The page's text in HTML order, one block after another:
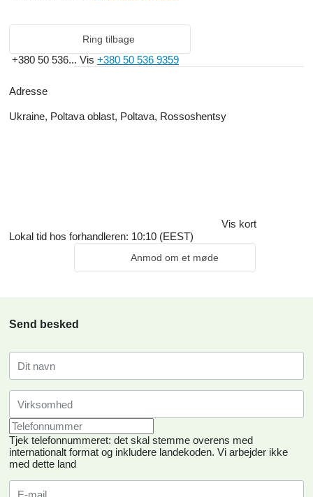
Ring tilbage
+380 50 536... Vis +380 50 536 9359
Adresse
Ukraine, Poltava oblast, Poltava, Rossoshentsy
Vis kort
Lokal tid hos forhandleren: 10:10 (EEST)
Anmod om et møde
Send besked
Tjek telefonnummeret: det skal stemme overens med
internationalt format og inkludere landekoden. Vi arbejder ikke
med dette land